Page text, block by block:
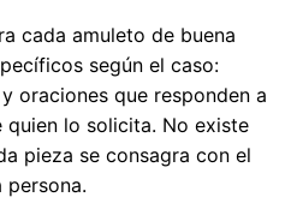
cada amuleto de buena
según el caso:
oraciones que responden a
lo solicita. No existe
pieza se consagra con el
persona.